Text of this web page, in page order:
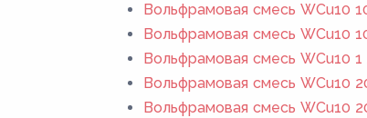
Вольфрамовая смесь WCu10
Вольфрамовая смесь WCu10
Вольфрамовая смесь WCu10
Вольфрамовая смесь WCu10
Вольфрамовая смесь WCu10